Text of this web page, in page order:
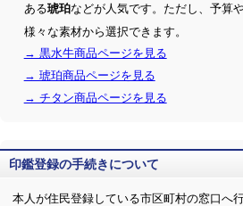
ある琥珀などが人気です。ただし、予算
様々な素材から選択できます。
→ 黒水牛商品ページを見る
→ 琥珀商品ページを見る
→ チタン商品ページを見る
印鑑登録の手続きについて
本人が住民登録している市区町村の窓口へ